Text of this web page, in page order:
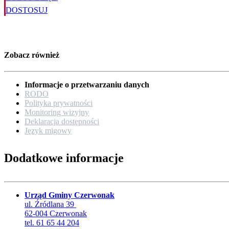
DOSTOSUJ
Zobacz również
Informacje o przetwarzaniu danych
RODO
Polityka prywatności
Monitoring wizyjny
Deklaracja dostępności
Język migowy
Dodatkowe informacje
Urząd Gminy Czerwonak
ul. Źródlana 39
62-004 Czerwonak
tel. 61 65 44 204